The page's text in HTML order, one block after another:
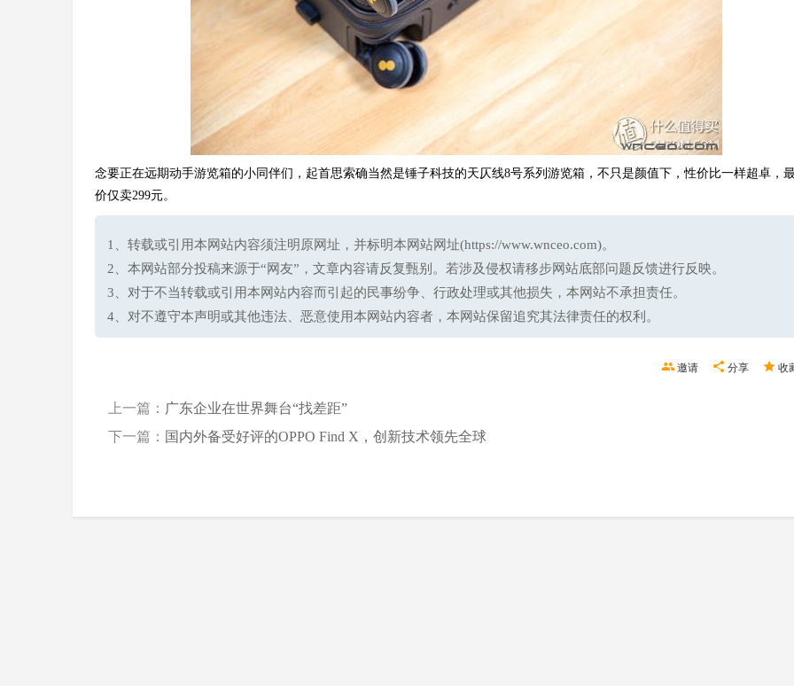
念要正在远期动手游览箱的小同伴们，起首思索确当然是锤子科技的天仄线8号系列游览箱，不只是颜值下，性价比一样超卓，
价仅卖299元。
1、转载或引用本网站内容须注明原网址，并标明本网站网址(https://www.wnceo.com)。
2、本网站部分投稿来源于“网友”，文章内容请反复甄别。若涉及侵权请移步网站底部问题反馈进行反映。
3、对于不当转载或引用本网站内容而引起的民事纷争、行政处理或其他损失，本网站不承担责任。
4、对不遵守本声明或其他违法、恶意使用本网站内容者，本网站保留追究其法律责任的权利。
收
分享
邀请
上一篇： 广东企业在世界舞台“找差距”
下一篇： 国内外备受好评的OPPO Find X，创新技术领先全球
2023年全球创新指数：瑞士
国领跑
赵丽颖真瘦，牛仔阔腿裤都
友：这